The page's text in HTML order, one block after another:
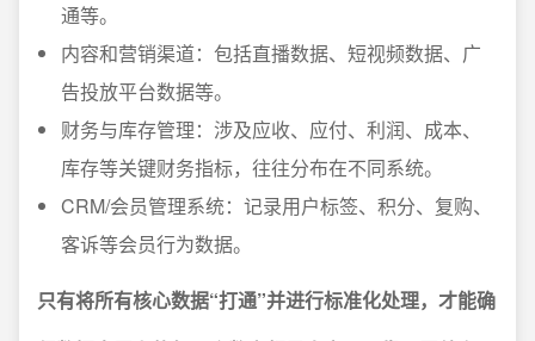
通等。
内容和营销渠道：包括直播数据、短视频数据、广
告投放平台数据等。
财务与库存管理：涉及应收、应付、利润、成本、
库存等关键财务指标，往往分布在不同系统。
CRM/会员管理系统：记录用户标签、积分、复购、
客诉等会员行为数据。
只有将所有核心数据“打通”并进行标准化处理，才能确